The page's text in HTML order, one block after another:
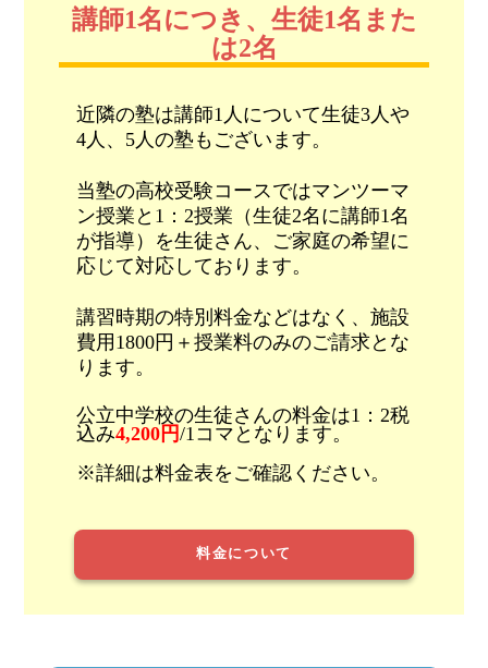
講師1名につき、生徒1名また
は2名
近隣の塾は講師1人について生徒3人や
4人、5人の塾もございます。
当塾の高校受験コースではマンツーマ
ン授業と1：2授業（生徒2名に講師1名
が指導）を生徒さん、ご家庭の希望に
応じて対応しております。
講習時期の特別料金などはなく、施設
費用1800円＋授業料のみのご請求とな
ります。
公立中学校の生徒さんの料金は1：2税
込み4,200円/1コマとなります。
※詳細は料金表をご確認ください。
料金について